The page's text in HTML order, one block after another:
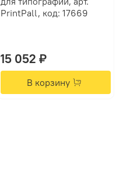
PrintPall, код: 17669
15 052 ₽
В корзину